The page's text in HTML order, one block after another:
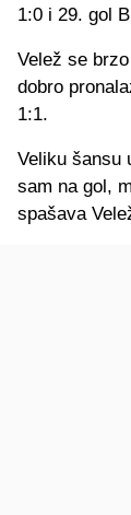
1:0 i 29. gol
Velež se
dobro
1:1.
Veliku šansu
sam na gol,
spašava